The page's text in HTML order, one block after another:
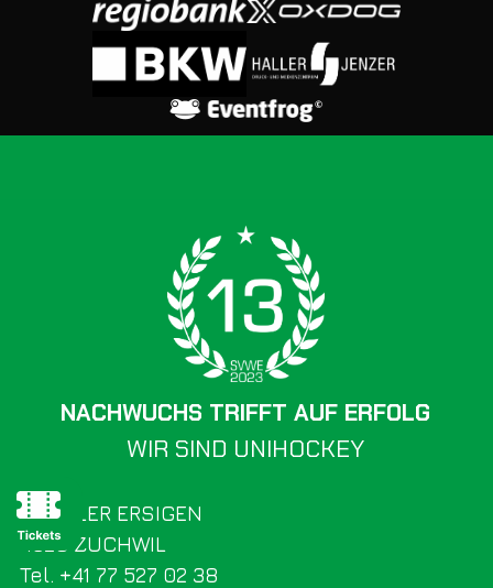
SV WILER ERSIGEN
4528 ZUCHWIL
Tel. +41 77 527 02 38
WIR SIND UNIHOCKEY
NACHWUCHS TRIFFT AUF ERFOLG